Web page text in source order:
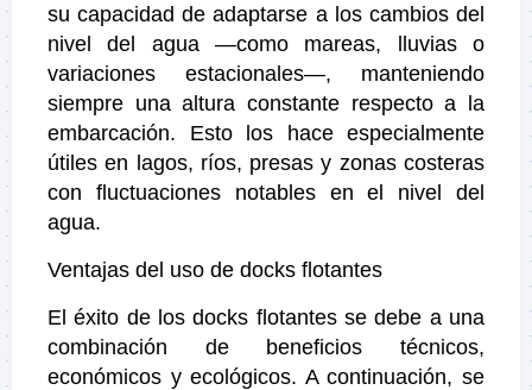
su capacidad de adaptarse a los cambios del
nivel del agua —como mareas, lluvias o
variaciones estacionales—, manteniendo
siempre una altura constante respecto a la
embarcación. Esto los hace especialmente
útiles en lagos, ríos, presas y zonas costeras
con fluctuaciones notables en el nivel del
agua.
Ventajas del uso de docks flotantes
El éxito de los docks flotantes se debe a una
combinación de beneficios técnicos,
económicos y ecológicos. A continuación, se